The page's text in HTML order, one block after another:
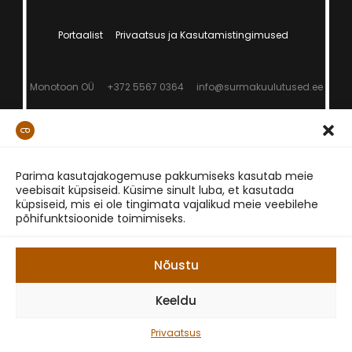
Parima kasutajakogemuse pakkumiseks kasutab meie
veebisait küpsiseid. Küsime sinult luba, et kasutada
küpsiseid, mis ei ole tingimata vajalikud meie veebilehe
põhifunktsioonide toimimiseks.
Nõustu
Keeldu
Privaatsus
Portaalist Privaatsus ja Kasutamistingimused
Monotoon OÜ +372 5567 0364 info@surmakuulutused.ee